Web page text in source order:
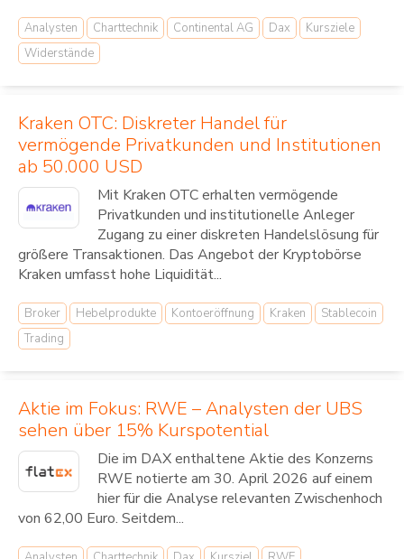
Analysten Charttechnik Continental AG Dax
Kursziele
Widerstände
Kraken OTC: Diskreter Handel für
vermögende Privatkunden und Institutionen
ab 50.000 USD
Mit Kraken OTC erhalten vermögende
Privatkunden und institutionelle Anleger
Zugang zu einer diskreten Handelslösung für
größere Transaktionen. Das Angebot der Kryptobörse
Kraken umfasst hohe Liquidität...
Broker Hebelprodukte Kontoeröffnung Kraken
Stablecoin
Trading
Aktie im Fokus: RWE – Analysten der UBS
sehen über 15% Kurspotential
Die im DAX enthaltene Aktie des Konzerns
RWE notierte am 30. April 2026 auf einem
hier für die Analyse relevanten Zwischenhoch
von 62,00 Euro. Seitdem...